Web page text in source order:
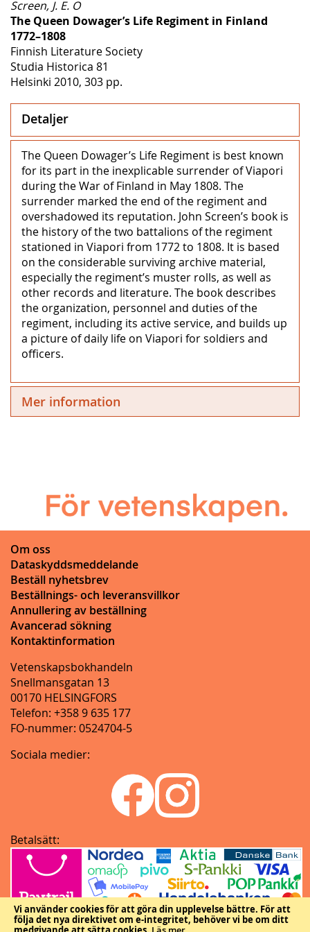
Vi använder cookies för att göra din upplevelse bättre. För att
följa det nya direktivet om e-integritet, behöver vi be om ditt
Screen, J. E. O
The Queen Dowager’s Life Regiment in Finland
1772–1808
Finnish Literature Society
Studia Historica 81
Helsinki 2010, 303 pp.
Detaljer
The Queen Dowager’s Life Regiment is best known
for its part in the inexplicable surrender of Viapori
during the War of Finland in May 1808. The
surrender marked the end of the regiment and
overshadowed its reputation. John Screen’s book is
the history of the two battalions of the regiment
stationed in Viapori from 1772 to 1808. It is based
on the considerable surviving archive material,
especially the regiment’s muster rolls, as well as
other records and literature. The book describes
the organization, personnel and duties of the
regiment, including its active service, and builds up
a picture of daily life on Viapori for soldiers and
officers.
Mer information
Om oss
Dataskyddsmeddelande
Beställ nyhetsbrev
Beställnings- och leveransvillkor
Annullering av beställning
Avancerad sökning
Kontaktinformation
Vetenskapsbokhandeln
Snellmansgatan 13
00170 HELSINGFORS
Telefon: +358 9 635 177
FO-nummer: 0524704-5
Sociala medier:
Betalsätt: